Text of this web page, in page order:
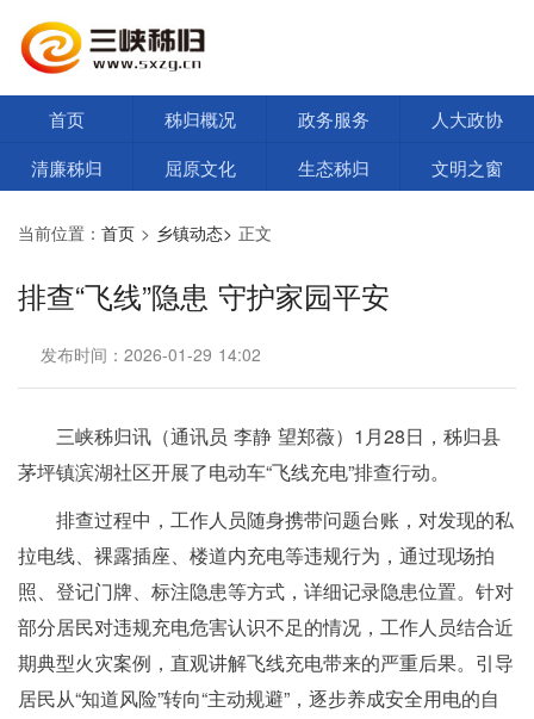
首页 秭归概况 政务服务
人大政协
清廉秭归
屈原文化 生态秭归 文明之窗
当前位置： 首页 > 乡镇动态> 正文
排查“飞线”隐患 守护家园平安
发布时间：2026-01-29 14:02
三峡秭归讯（通讯员 李静 望郑薇）1月28日，秭归县
茅坪镇滨湖社区开展了电动车“飞线充电”排查行动。
排查过程中，工作人员随身携带问题台账，对发现的私
拉电线、裸露插座、楼道内充电等违规行为，通过现场拍
照、登记门牌、标注隐患等方式，详细记录隐患位置。针对
部分居民对违规充电危害认识不足的情况，工作人员结合近
期典型火灾案例，直观讲解飞线充电带来的严重后果。引导
居民从“知道风险”转向“主动规避”，逐步养成安全用电的自